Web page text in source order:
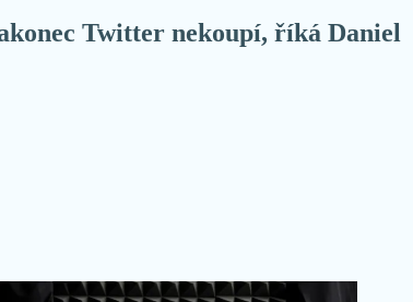
Twitter nekoupí, říká Daniel